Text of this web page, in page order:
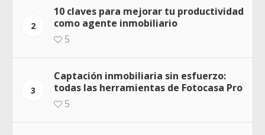
2
10 claves para mejorar tu productividad
como agente inmobiliario
5
3
Captación inmobiliaria sin esfuerzo:
todas las herramientas de Fotocasa Pro
5